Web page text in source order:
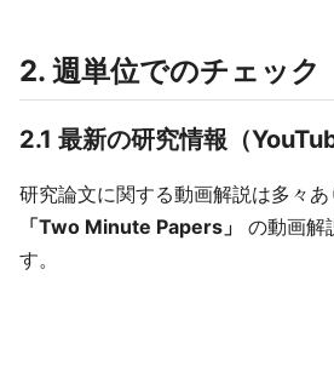
2. 週単位でのチェック
2.1 最新の研究情報（
研究論文に関する動画解説は多々
「Two Minute Papers」
の動画解
す。